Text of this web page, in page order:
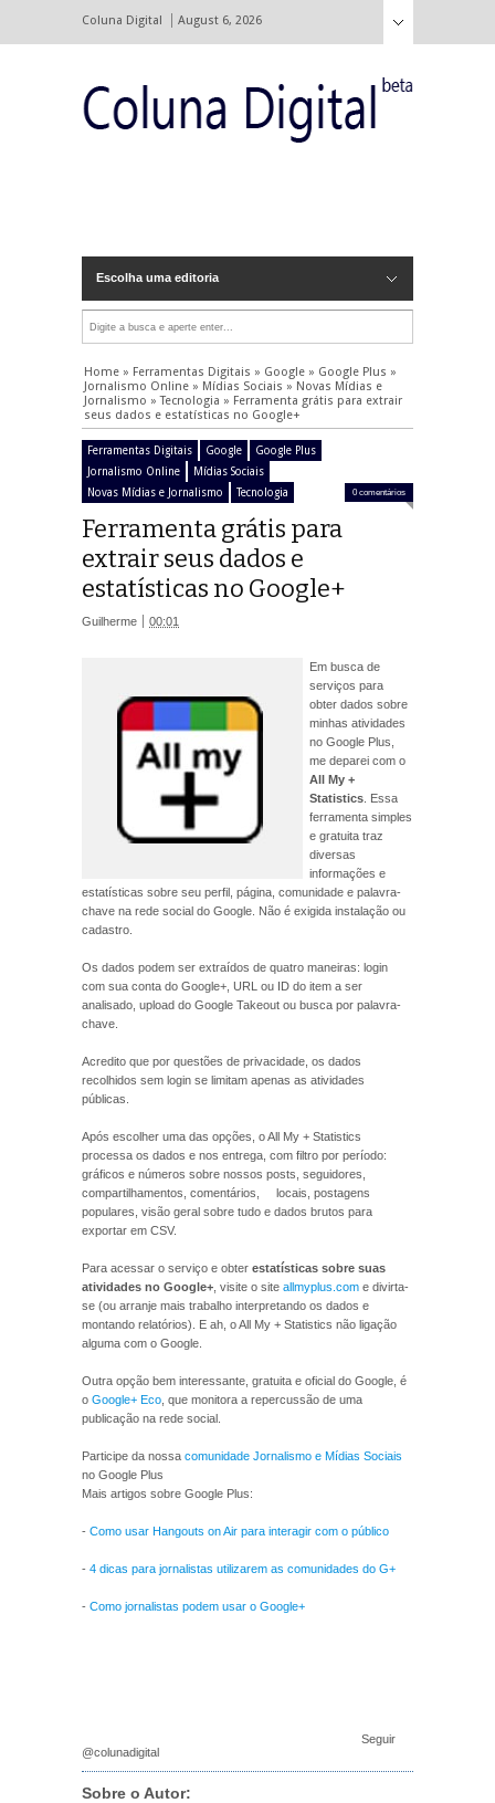
Coluna Digital August 6, 2026
Escolha uma editoria
Home » Ferramentas Digitais » Google » Google Plus »
Jornalismo Online » Mídias Sociais » Novas Mídias e
Jornalismo »Tecnologia » Ferramenta grátis para extrair
seus dados e estatísticas no Google+
Ferramentas Digitais Google
Google Plus
Jornalismo Online
Mídias Sociais
Novas Mídias e Jornalismo
Tecnologia 0 comentários
Ferramenta grátis para
extrair seus dados e
estatísticas no Google+
00:01
Guilherme
Em busca de
serviços para
obter dados sobre
minhas atividades
no Google Plus,
me deparei com o
All My +
Statistics . Essa
ferramenta simples
e gratuita traz
diversas
informações e
estatísticas sobre seu perfil, página, comunidade e palavra-
chave na rede social do Google. Não é exigida instalação ou
cadastro.
Os dados podem ser extraídos de quatro maneiras: login
com sua conta do Google+, URL ou ID do item a ser
analisado, upload do Google Takeout ou busca por palavra-
chave.
Acredito que por questões de privacidade, os dados
recolhidos sem login se limitam apenas as atividades
públicas.
Após escolher uma das opções, o All My + Statistics
processa os dados e nos entrega, com filtro por período:
gráficos e números sobre nossos posts, seguidores,
compartilhamentos, comentários, locais, postagens
populares, visão geral sobre tudo e dados brutos para
exportar em CSV.
Para acessar o serviço e obter estatísticas sobre suas
atividades no Google+ , visite o site allmyplus.com e divirta-
se (ou arranje mais trabalho interpretando os dados e
montando relatórios). E ah, o All My + Statistics não ligação
alguma com o Google.
Outra opção bem interessante, gratuita e oficial do Google, é
o Google+ Eco , que monitora a repercussão de uma
publicação na rede social.
Participe da nossa comunidade Jornalismo e Mídias Sociais
no Google Plus
Mais artigos sobre Google Plus:
- Como usar Hangouts on Air para interagir com o público
- 4 dicas para jornalistas utilizarem as comunidades do G+
- Como jornalistas podem usar o Google+
Seguir
@colunadigital
Sobre o Autor: